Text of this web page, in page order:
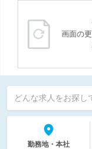
画面の
どんな求人をお探し
勤務地・本社